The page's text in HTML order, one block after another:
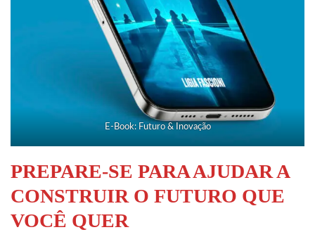
E-Book: Futuro & Inovação
PREPARE-SE PARA AJUDAR A
CONSTRUIR O FUTURO QUE
VOCÊ QUER